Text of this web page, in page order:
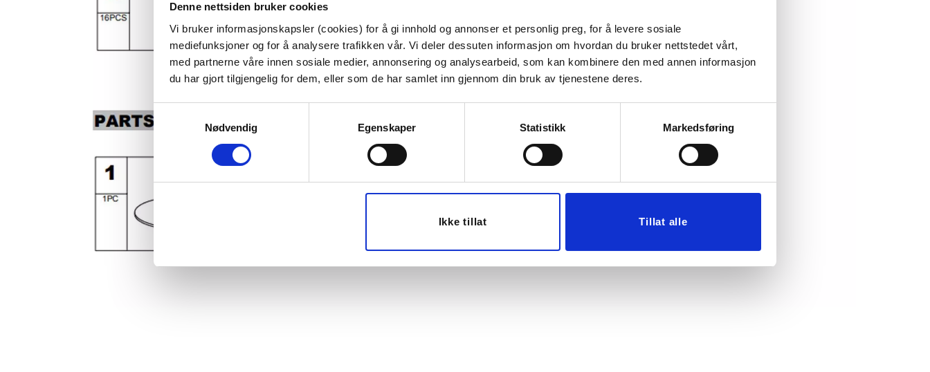
Denne nettsiden bruker cookies
Vi bruker informasjonskapsler (cookies) for å gi innhold og annonser et personlig preg, for å levere sosiale
mediefunksjoner og for å analysere trafikken vår. Vi deler dessuten informasjon om hvordan du bruker nettstedet vårt,
med partnerne våre innen sosiale medier, annonsering og analysearbeid, som kan kombinere den med annen informasjon
du har gjort tilgjengelig for dem, eller som de har samlet inn gjennom din bruk av tjenestene deres.
Samtykkevalg
Nødvendig
Egenskaper Statistikk Markedsføring
Ikke tillat Tillat alle